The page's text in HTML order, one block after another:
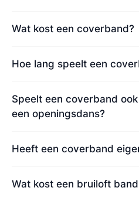
Wat kost een coverband?
Hoe lang speelt een
Speelt een coverband
een openingsdans?
Heeft een coverband
Wat kost een bruiloft